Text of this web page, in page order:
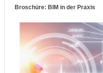
Broschüre: BIM in der Praxis